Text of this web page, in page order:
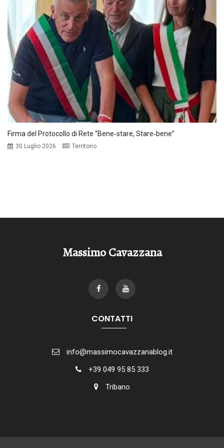
Firma del Protocollo di Rete “Bene‑stare, Stare‑bene”
30 Luglio 2026 Territorio
Massimo Cavazzana
CONTATTI
info@massimocavazzanablog.it
+39 049 95 85 333
Tribano